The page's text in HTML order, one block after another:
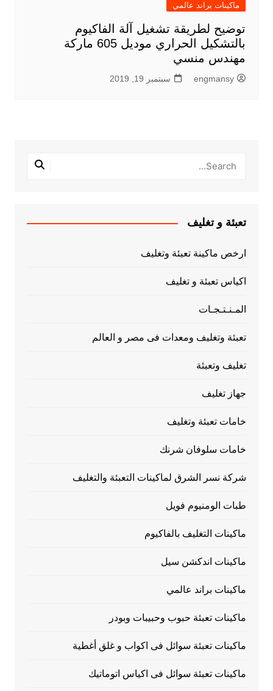
ماكينات براند عالمي
توضيح لطريقة تشغيل آلة الفاكيوم
بالتشكيل الحراري موديل 605 ماركة
مهندس منسي
engmansy سبتمبر 19, 2019
تعبئة و تغليف
ارخص ماكينة تعبئة وتغليف
اكياس تعبئة و تغليف
المـنـتـجـات
تعبئة وتغليف ومعدات فى مصر و العالم
تغليف وتعبئة
جهاز تغليف
خامات تعبئة وتغليف
خامات سلوفان شرنك
شركة نسر الشرق لماكينات التعبئة والتغليف
طبات الومنيوم فويل
ماكينات التغليف بالفاكيوم
ماكينات اندكشن سيل
ماكينات براند عالمي
ماكينات تعبئة حبوب وحبيبات وبودر
ماكينات تعبئة سوائل فى اكواب و غلق أغطية
ماكينات تعبئة سوائل فى اكياس اتوماتيك